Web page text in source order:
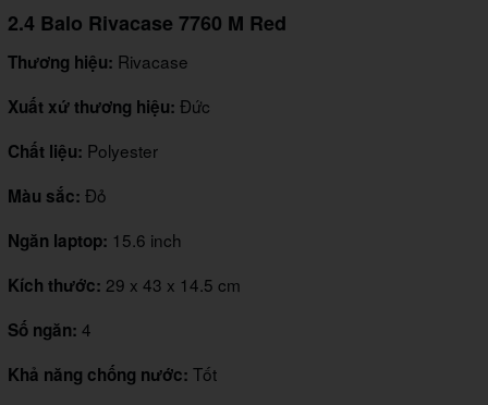
2.4 Balo Rivacase 7760 M Red
Thương hiệu: Rivacase
Xuất xứ thương hiệu: Đức
Chất liệu: Polyester
Màu sắc: Đỏ
Ngăn laptop: 15.6 inch
Kích thước: 29 x 43 x 14.5 cm
Số ngăn: 4
Khả năng chống nước: Tốt